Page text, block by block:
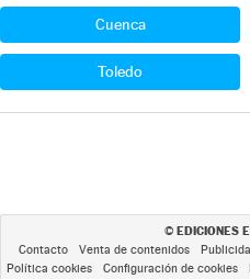
Cuenca
Toledo
© EDICIONES
Contacto Venta de contenidos
Política cookies
Configuración de cookies